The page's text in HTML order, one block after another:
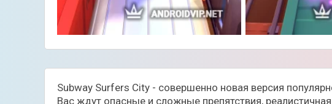
Subway Surfers City - совершенно новая версия
Вас ждут опасные и сложные препятствия,